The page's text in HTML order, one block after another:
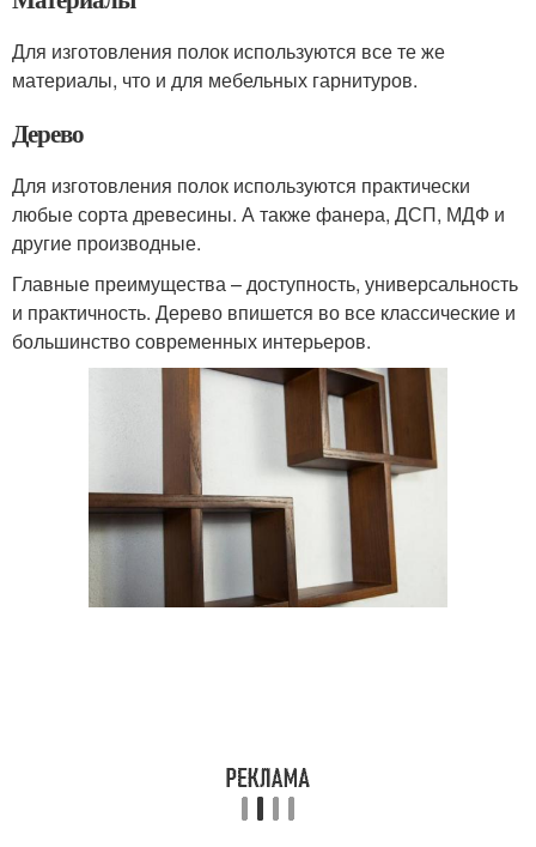
Для изготовления полок используются все те же
материалы, что и для мебельных гарнитуров.
Дерево
Для изготовления полок используются практически
любые сорта древесины. А также фанера, ДСП, МДФ и
другие производные.
Главные преимущества – доступность, универсальность
и практичность. Дерево впишется во все классические и
большинство современных интерьеров.